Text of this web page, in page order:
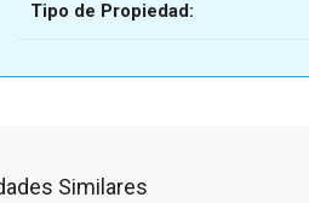
Tipo de Propiedad:
Similares